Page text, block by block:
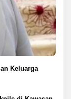
Keluarga